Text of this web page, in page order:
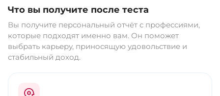
Что вы получите после теста
Вы получите персональный отчёт с профессиями,
которые подходят именно вам. Он поможет
выбрать карьеру, приносящую удовольствие и
стабильный доход.